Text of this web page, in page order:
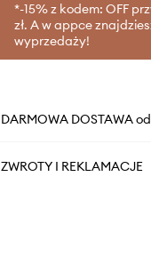
*-15% z kodem: OFF
zł. A w appce
wyprzedaży!
DARMOWA DOSTAWA od
ZWROTY I REKLAMACJE